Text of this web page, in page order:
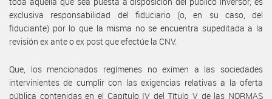
exclusiva responsabilidad del fiduciario (o, en su caso, del
fiduciante) por lo que la misma no se encuentra supeditada a la
revisión ex ante o ex post que efectúe la CNV.
Que, los mencionados regímenes no eximen a las sociedades
intervinientes de cumplir con las exigencias relativas a la oferta
pública contenidas en el Capítulo IV del Título V de las NORMAS